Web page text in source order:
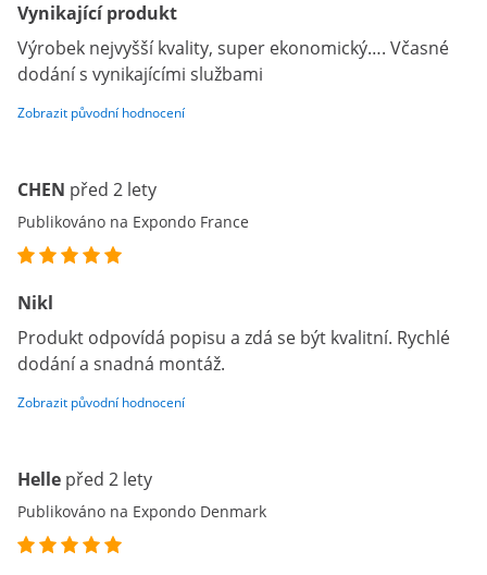
Vynikající produkt
Výrobek nejvyšší kvality, super ekonomický…. Včasné
dodání s vynikajícími službami
Zobrazit původní hodnocení
CHEN před 2 lety
Publikováno na Expondo France
Nikl
Produkt odpovídá popisu a zdá se být kvalitní. Rychlé
dodání a snadná montáž.
Zobrazit původní hodnocení
Helle před 2 lety
Publikováno na Expondo Denmark